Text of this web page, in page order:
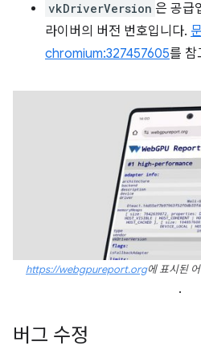
vkDriverVersion 은 공급
라이버의 버전 번호입니다.
chromium:327457605를 참
https://webgpureport.org에 표시된
.
버그 수정